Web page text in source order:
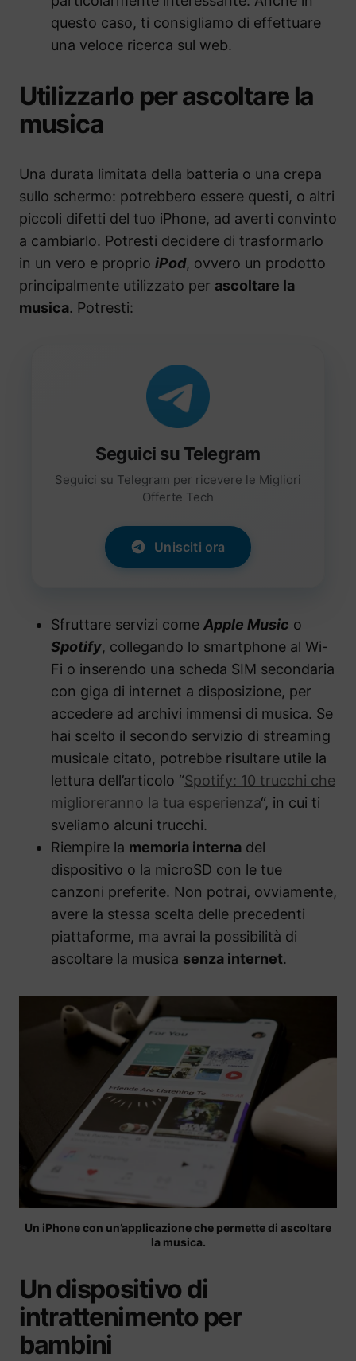
questo caso, ti consigliamo di effettuare
una veloce ricerca sul web.
Utilizzarlo per ascoltare la
musica
Una durata limitata della batteria o una crepa
sullo schermo: potrebbero essere questi, o altri
piccoli difetti del tuo iPhone, ad averti convinto
a cambiarlo. Potresti decidere di trasformarlo
in un vero e proprio iPod, ovvero un prodotto
principalmente utilizzato per ascoltare la
musica. Potresti:
Seguici su Telegram
Seguici su Telegram per ricevere le Migliori
Offerte Tech
Unisciti ora
Sfruttare servizi come Apple Music o
Spotify, collegando lo smartphone al Wi-
Fi o inserendo una scheda SIM secondaria
con giga di internet a disposizione, per
accedere ad archivi immensi di musica. Se
hai scelto il secondo servizio di streaming
musicale citato, potrebbe risultare utile la
lettura dell’articolo “Spotify: 10 trucchi che
miglioreranno la tua esperienza“, in cui ti
sveliamo alcuni trucchi.
Riempire la memoria interna del
dispositivo o la microSD con le tue
canzoni preferite. Non potrai, ovviamente,
avere la stessa scelta delle precedenti
piattaforme, ma avrai la possibilità di
ascoltare la musica senza internet.
Un iPhone con un’applicazione che permette di ascoltare
la musica.
Un dispositivo di
intrattenimento per
bambini